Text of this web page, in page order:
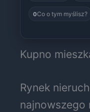
0Co o tym myślisz?
Kupno
Rynek
najnowszego